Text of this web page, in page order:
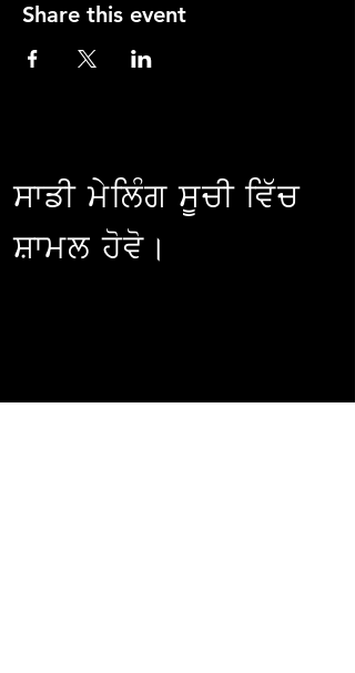
Share this event
ਸਾਡੀ ਮੇਲਿੰਗ ਸੂਚੀ ਵਿੱਚ
ਸ਼ਾਮਲ ਹੋਵੋ।